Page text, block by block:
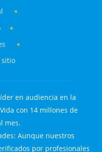
sitio
en audiencia en la
con 14 millones de
mes.
Aunque nuestros
por profesionales